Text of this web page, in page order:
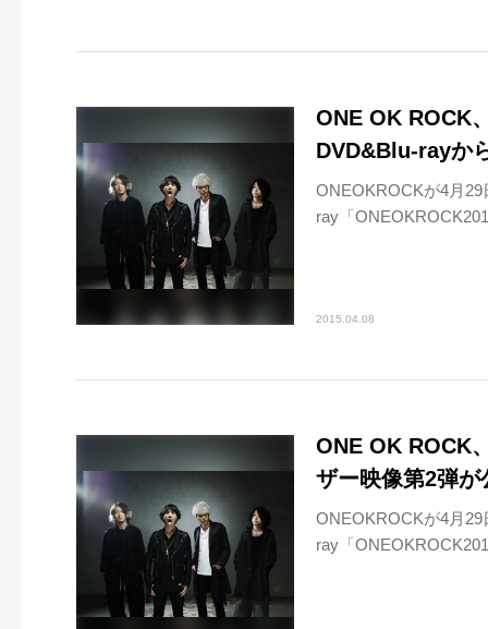
ONE OK ROCK
DVD&Blu-rayか
ONEOKROCKが4月
ray「
2015.04.08
ONE OK ROCK
ザー映像第2弾が
ONEOKROCKが4月
ray「